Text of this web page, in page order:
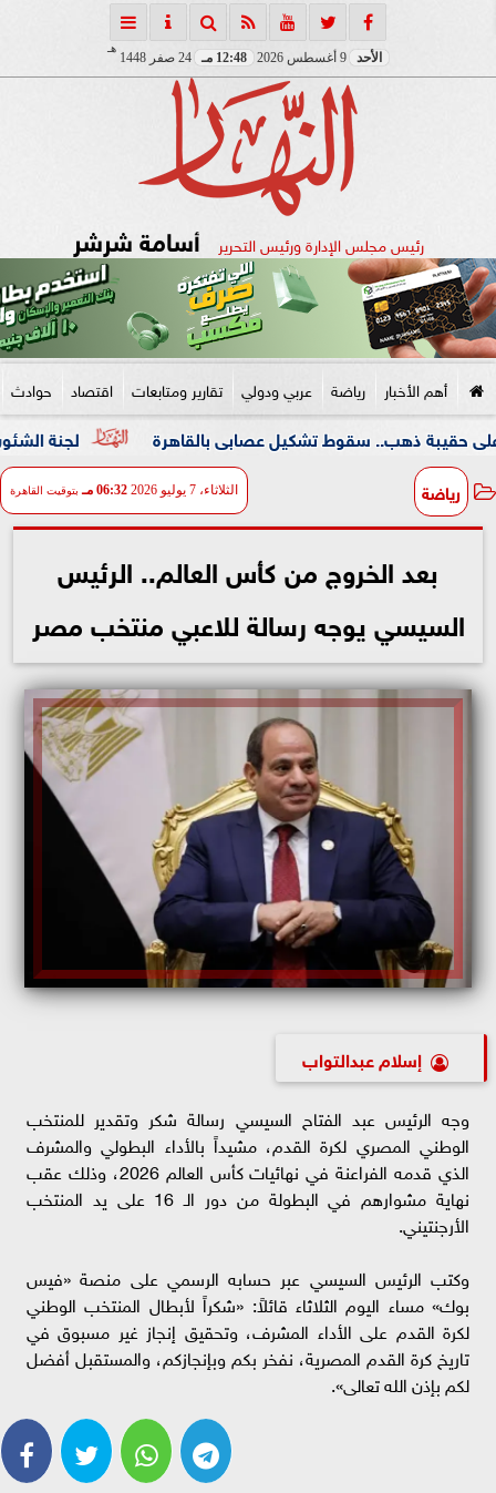
الأحد 12:48 مـ 24 صفر 1448
هـ
رئيس مجلس الإدارة ورئيس التحرير أسامة شرشر
أهم الأخبار رياضة عربي ودولي تقارير ومتابعات اقتصاد حوادث
لجنة الشئون العربية سقوط تشكيل عصابى بالقاهرة
رياضة الثلاثاء، 7 يوليو 2026 06:32 مـ بتوقيت القاهرة
بعد الخروج من كأس العالم.. الرئيس
السيسي يوجه رسالة للاعبي منتخب مصر
إسلام عبدالتواب
وجه الرئيس عبد الفتاح السيسي رسالة شكر وتقدير للمنتخب
الوطني المصري لكرة القدم، مشيداً بالأداء البطولي والمشرف
الذي قدمه الفراعنة في نهائيات كأس العالم 2026، وذلك عقب
نهاية مشوارهم في البطولة من دور الـ 16 على يد المنتخب
الأرجنتيني.
وكتب الرئيس السيسي عبر حسابه الرسمي على منصة «فيس
بوك» مساء اليوم الثلاثاء قائلاً: «شكراً لأبطال المنتخب الوطني
لكرة القدم على الأداء المشرف، وتحقيق إنجاز غير مسبوق في
تاريخ كرة القدم المصرية، نفخر بكم وبإنجازكم، والمستقبل أفضل
لكم بإذن الله تعالى».